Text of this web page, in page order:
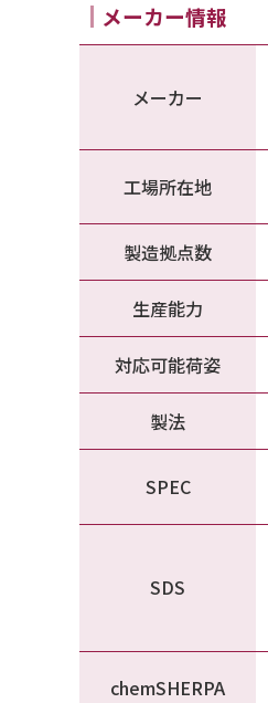
メーカー情報
メーカー
工場所在地
製造拠点数
生産能力
対応可能荷姿
製法
SPEC
SDS
chemSHERPA